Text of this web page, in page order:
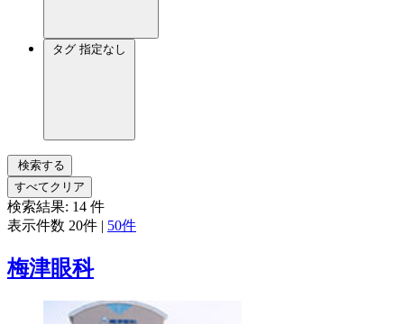
タグ 指定なし
検索する
すべてクリア
検索結果: 14 件
表示件数 20件 | 50件
梅津眼科